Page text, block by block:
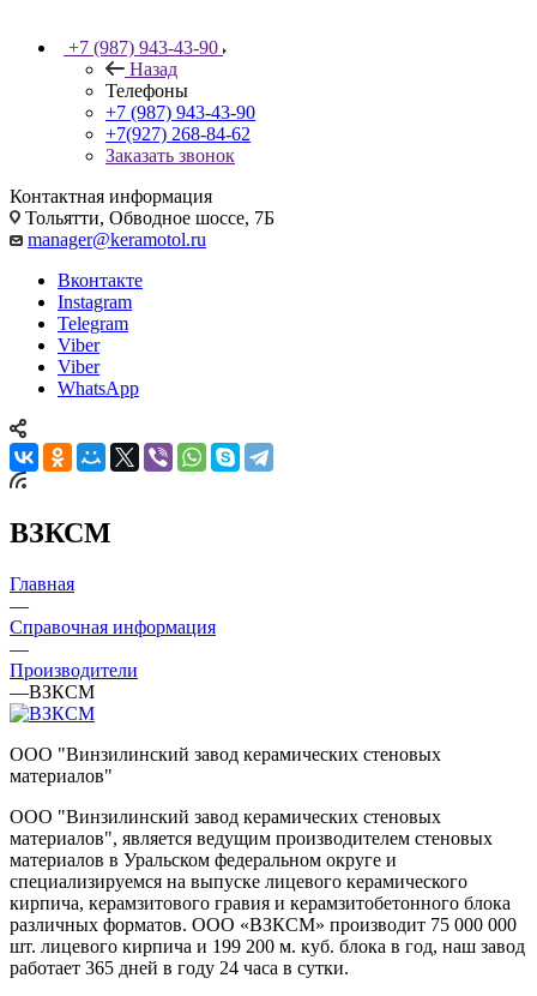
+7 (987) 943-43-90
Назад
Телефоны
+7 (987) 943-43-90
+7(927) 268-84-62
Заказать звонок
Контактная информация
Тольятти, Обводное шоссе, 7Б
manager@keramotol.ru
Вконтакте
Instagram
Telegram
Viber
Viber
WhatsApp
ВЗКСМ
Главная
—
Справочная информация
—
Производители
—ВЗКСМ
ООО "Винзилинский завод керамических стеновых
материалов"
ООО "Винзилинский завод керамических стеновых
материалов", является ведущим производителем стеновых
материалов в Уральском федеральном округе и
специализируемся на выпуске лицевого керамического
кирпича, керамзитового гравия и керамзитобетонного блока
различных форматов. ООО «ВЗКСМ» производит 75 000 000
шт. лицевого кирпича и 199 200 м. куб. блока в год, наш завод
работает 365 дней в году 24 часа в сутки.